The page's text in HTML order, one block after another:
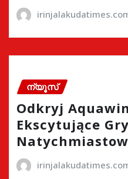
ന്യൂസ്
Odkryj
Ekscytujące